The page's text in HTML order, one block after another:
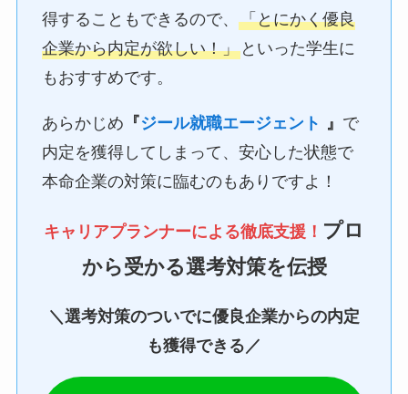
得することもできるので、 「とにかく優良
企業から内定が欲しい！」といった学生に
もおすすめです。
あらかじめ 『ジール就職エージェント 』 で
内定を獲得してしまって、安心した状態で
本命企業の対策に臨むのもありですよ！
キャリアプランナーによる徹底支援！ プロ
から受かる選考対策を伝授
＼選考対策のついでに優良企業からの内定
も獲得できる／